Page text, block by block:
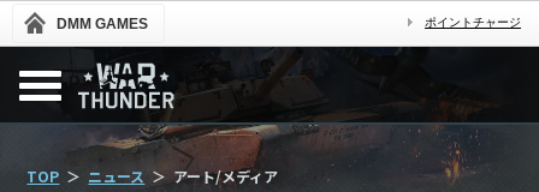
DMM GAMES ポイントチャージ
TOP ニュース アート/メディア